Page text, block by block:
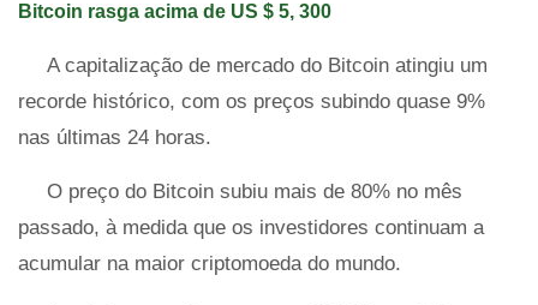
Bitcoin rasga acima de US $ 5, 300
A capitalização de mercado do Bitcoin atingiu um
recorde histórico, com os preços subindo quase 9%
nas últimas 24 horas.
O preço do Bitcoin subiu mais de 80% no mês
passado, à medida que os investidores continuam a
acumular na maior criptomoeda do mundo.